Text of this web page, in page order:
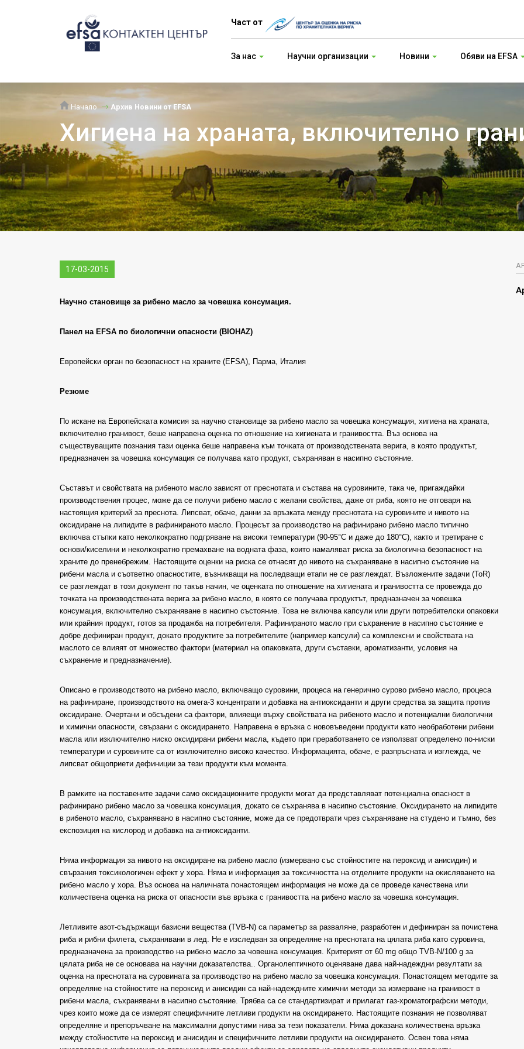
Част от
За нас Научни организации Новини Обяви на EFSA
Начало Архив Новини от EFSA
Хигиена на храната, включително
17-03-2015
Научно становище за рибено масло за човешка консумация.
Панел на EFSA по биологични опасности (BIOHAZ)
Европейски орган по безопасност на храните (EFSA), Парма, Италия
Резюме
По искане на Европейската комисия за научно становище за рибено масло за човешка консумация, хигиена на храната,
включително гранивост, беше направена оценка по отношение на хигиената и гранивостта. Въз основа на
съществуващите познания тази оценка беше направена към точката от производствената верига, в която продуктът,
предназначен за човешка консумация се получава като продукт, съхраняван в насипно състояние.
Съставът и свойствата на рибеното масло зависят от преснотата и състава на суровините, така че, пригаждайки
производствения процес, може да се получи рибено масло с желани свойства, даже от риба, която не отговаря на
настоящия критерий за преснота. Липсват, обаче, данни за връзката между преснотата на суровините и нивото на
оксидиране на липидите в рафинираното масло. Процесът за производство на рафинирано рибено масло типично
включва стъпки като неколкократно подгряване на високи температури (90-95°C и даже до 180°C), както и третиране с
основи/киселини и неколкократно премахване на водната фаза, които намаляват риска за биологична безопасност на
храните до пренебрежим. Настоящите оценки на риска се отнасят до нивото на съхраняване в насипно състояние на
рибени масла и съответно опасностите, възникващи на последващи етапи не се разглеждат. Възложените задачи (ToR)
се разглеждат в този документ по такъв начин, че оценката по отношение на хигиената и гранивостта се провежда до
точката на производствената верига за рибено масло, в която се получава продуктът, предназначен за човешка
консумация, включително съхраняване в насипно състояние. Това не включва капсули или други потребителски опаковки
или крайния продукт, готов за продажба на потребителя. Рафинираното масло при съхранение в насипно състояние е
добре дефиниран продукт, докато продуктите за потребителите (например капсули) са комплексни и свойствата на
маслото се влияят от множество фактори (материал на опаковката, други съставки, ароматизанти, условия на
съхранение и предназначение).
Описано е производството на рибено масло, включващо суровини, процеса на генерично сурово рибено масло, процеса
на рафиниране, производството на омега-3 концентрати и добавка на антиоксиданти и други средства за защита против
оксидиране. Очертани и обсъдени са фактори, влияещи върху свойствата на рибеното масло и потенциални биологични
и химични опасности, свързани с оксидирането. Направена е връзка с нововъведени продукти като необработени рибени
масла или изключително ниско оксидирани рибени масла, където при преработването се използват определено по-ниски
температури и суровините са от изключително високо качество. Информацията, обаче, е разпръсната и изглежда, че
липсват общоприети дефиниции за тези продукти към момента.
В рамките на поставените задачи само оксидационните продукти могат да представляват потенциална опасност в
рафинирано рибено масло за човешка консумация, докато се съхранява в насипно състояние. Оксидирането на липидите
в рибеното масло, съхранявано в насипно състояние, може да се предотврати чрез съхраняване на студено и тъмно, без
експозиция на кислород и добавка на антиоксиданти.
Няма информация за нивото на оксидиране на рибено масло (измервано със стойностите на пероксид и анисидин) и
свързания токсикологичен ефект у хора. Няма и информация за токсичността на отделните продукти на окисляването на
рибено масло у хора. Въз основа на наличната понастоящем информация не може да се проведе качествена или
количествена оценка на риска от опасности във връзка с гранивостта на рибено масло за човешка консумация.
Летливите азот-съдържащи базисни вещества (TVB-N) са параметър за разваляне, разработен и дефиниран за почистена
риба и рибни филета, съхранявани в лед. Не е изследван за определяне на преснотата на цялата риба като суровина,
предназначена за производство на рибено масло за човешка консумация. Критерият от 60 mg общо TVB-N/100 g за
цялата риба не се основава на научни доказателства.. Органолептичното оценяване дава най-надеждни резултати за
оценка на преснотата на суровината за производство на рибено масло за човешка консумация. Понастоящем методите за
определяне на стойностите на пероксид и анисидин са най-надеждните химични методи за измерване на гранивост в
рибени масла, съхранявани в насипно състояние. Трябва са се стандартизират и прилагат газ-хроматографски методи,
чрез които може да се измерят специфичните летливи продукти на оксидирането. Настоящите познания не позволяват
определяне и препоръчване на максимални допустими нива за тези показатели. Няма доказана количествена връзка
между стойностите на пероксид и анисидин и специфичните летливи продукти на оксидирането. Освен това няма